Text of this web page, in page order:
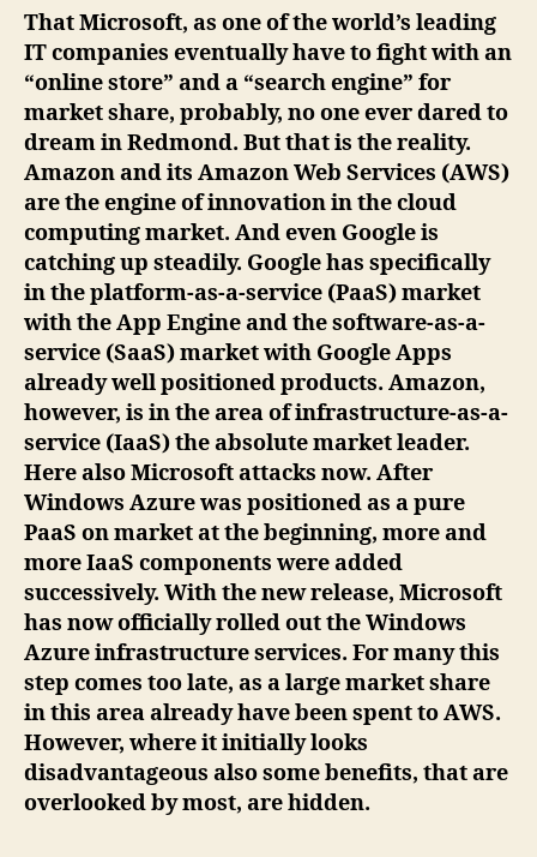
Infrastructure
Services
–
Microsoft
is
not
yet
on
par
Amazon
AWS
That Microsoft, as one of the world’s leading
IT companies eventually have to fight with an
“online store” and a “search engine” for
market share, probably, no one ever dared to
dream in Redmond. But that is the reality.
Amazon and its Amazon Web Services (AWS)
are the engine of innovation in the cloud
computing market. And even Google is
catching up steadily. Google has specifically
in the platform-as-a-service (PaaS) market
with the App Engine and the software-as-a-
service (SaaS) market with Google Apps
already well positioned products. Amazon,
however, is in the area of infrastructure-as-a-
service (IaaS) the absolute market leader.
Here also Microsoft attacks now. After
Windows Azure was positioned as a pure
PaaS on market at the beginning, more and
more IaaS components were added
successively. With the new release, Microsoft
has now officially rolled out the Windows
Azure infrastructure services. For many this
step comes too late, as a large market share
in this area already have been spent to AWS.
However, where it initially looks
disadvantageous also some benefits, that are
overlooked by most, are hidden.